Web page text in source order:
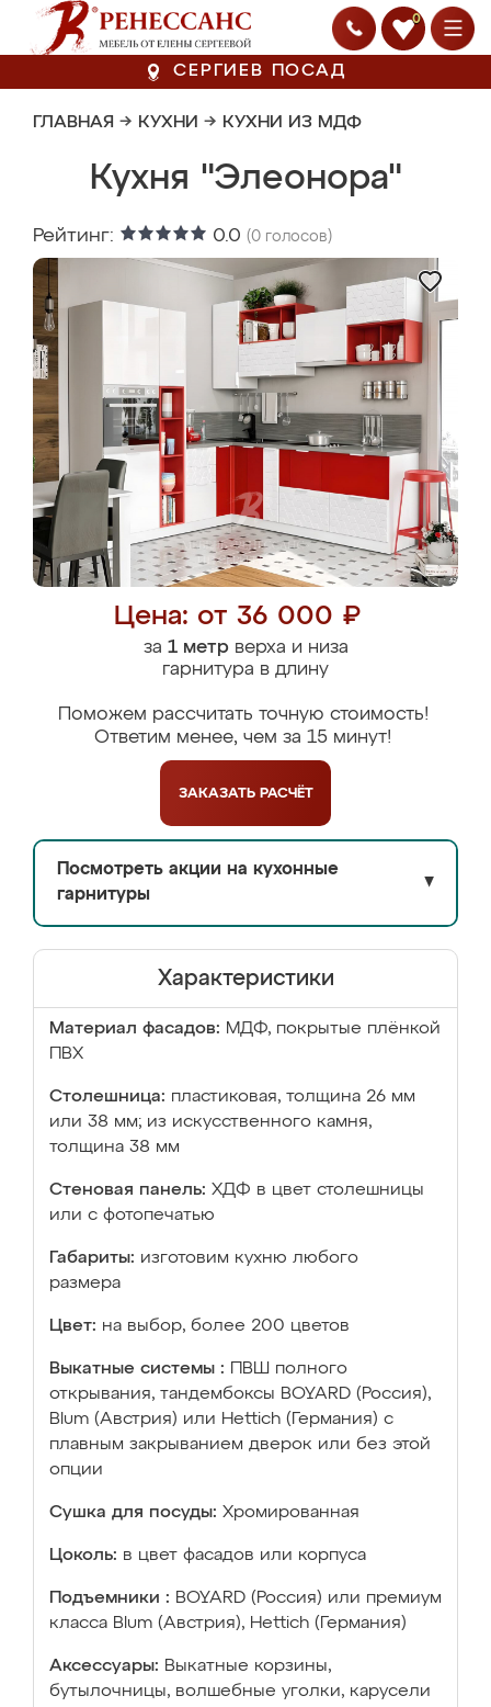
0
СЕРГИЕВ ПОСАД
ГЛАВНАЯ → КУХНИ → КУХНИ ИЗ МДФ
Кухня "Элеонора"
Рейтинг: 0.0 (0 голосов)
Цена: от 36 000 ₽
за 1 метрверха и низа
гарнитура в длину
Поможем рассчитать точную стоимость!
Ответим менее, чем за 15 минут!
ЗАКАЗАТЬ РАСЧЁТ
Посмотреть акции на кухонные
гарнитуры
▼
Характеристики
Материал фасадов: МДФ, покрытые плёнкой
ПВХ
Столешница: пластиковая, толщина 26 мм
или 38 мм; из искусственного камня,
толщина 38 мм
Стеновая панель: ХДФ в цвет столешницы
или с фотопечатью
Габариты: изготовим кухню любого
размера
Цвет: на выбор, более 200 цветов
Выкатные системы :
ПВШ полного
открывания, тандембоксы BOYARD (Россия),
Blum (Австрия) или Hettich (Германия) с
плавным закрыванием дверок или без этой
опции
Сушка для посуды: Хромированная
Цоколь: в цвет фасадов или корпуса
Подъемники : BOYARD (Россия) или премиум
класса Blum (Австрия), Hettich (Германия)
Аксессуары: Выкатные корзины,
бутылочницы, волшебные уголки, карусели